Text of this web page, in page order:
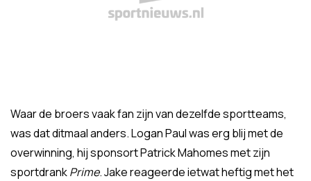
Waar de broers vaak fan zijn van dezelfde sportteams,
was dat ditmaal anders. Logan Paul was erg blij met de
overwinning, hij sponsort Patrick Mahomes met zijn
sportdrankPrime. Jake reageerde ietwat heftig met het